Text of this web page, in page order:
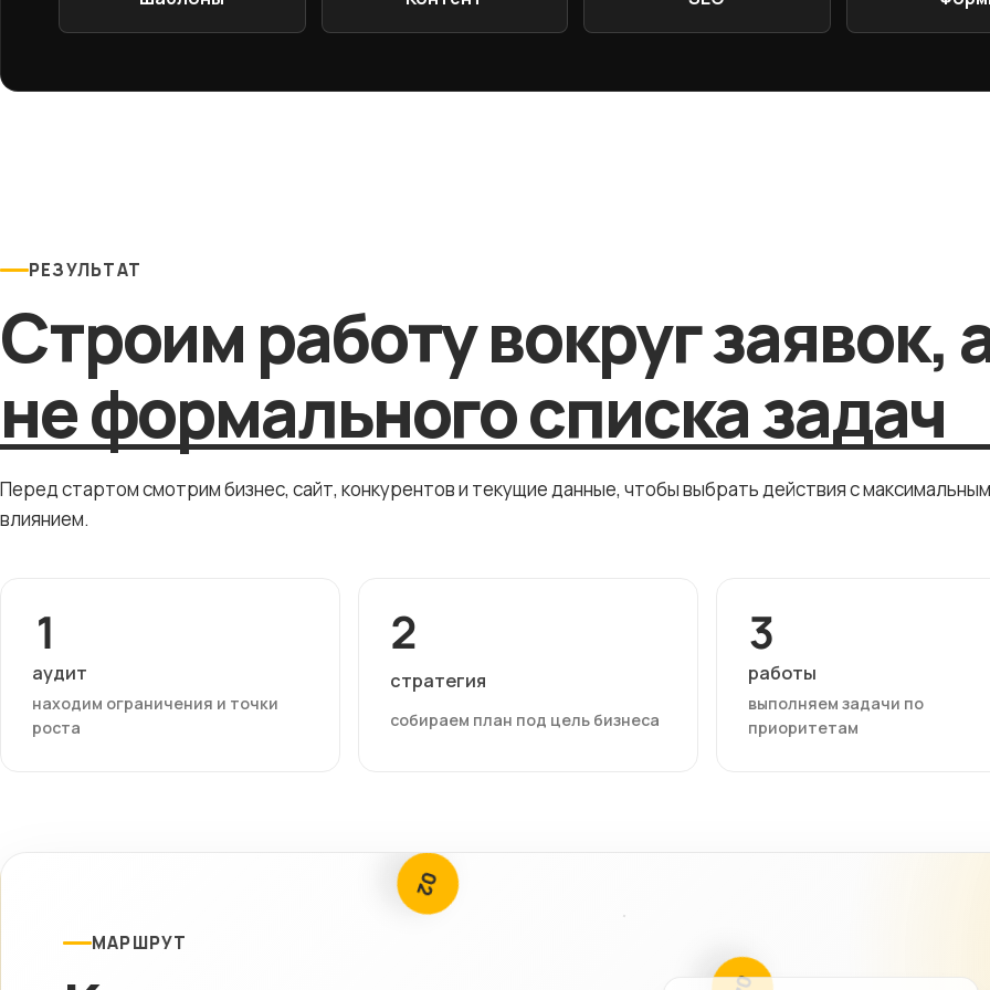
РЕЗУЛЬТАТ
Строим работу вокруг заявок,
не формального списка задач
Перед стартом смотрим бизнес, сайт, конкурентов и текущие данные, чтобы выбрать действия с максимальным
влиянием.
1
аудит
находим ограничения и точки
роста
2
стратегия
собираем план под цель бизнеса
3
работы
выполняем задачи по
приоритетам
МАРШРУТ